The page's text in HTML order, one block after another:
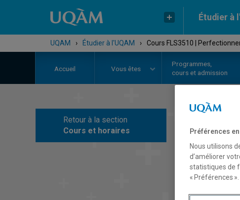
Étudier à
UQAM › Étudier à l'UQAM › Cours FLS3510 |
Accueil Vous êtes
Programmes,
cours et admission
Retour à la section
Cours et horaires
Préférences
Nous utilisons
d’améliorer
statistiques de
« Préférences ».